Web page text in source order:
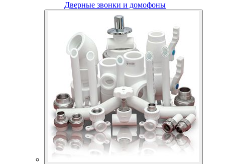
Дверные звонки и домофоны